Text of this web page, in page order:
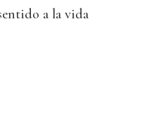
a la vida